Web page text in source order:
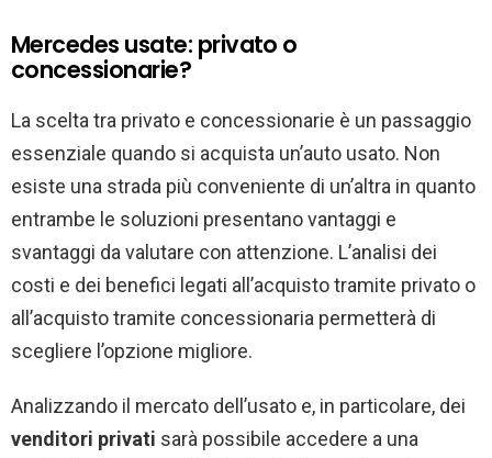
Mercedes usate: privato o
concessionarie?
La scelta tra privato e concessionarie è un passaggio
essenziale quando si acquista un’auto usato. Non
esiste una strada più conveniente di un’altra in quanto
entrambe le soluzioni presentano vantaggi e
svantaggi da valutare con attenzione. L’analisi dei
costi e dei benefici legati all’acquisto tramite privato o
all’acquisto tramite concessionaria permetterà di
scegliere l’opzione migliore.
Analizzando il mercato dell’usato e, in particolare, dei
venditori privati sarà possibile accedere a una